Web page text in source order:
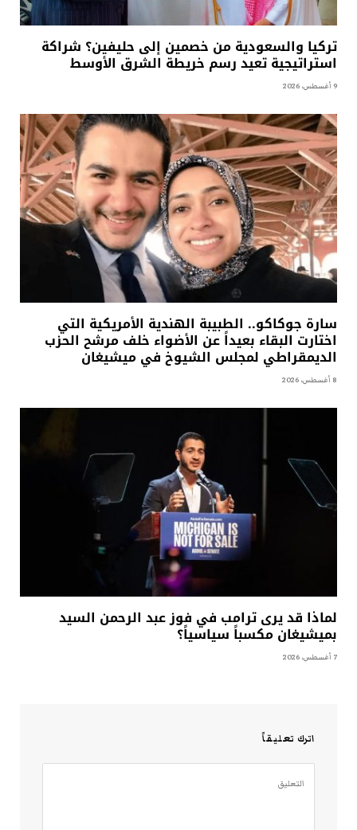
تركيا والسعودية من خصمين إلى حليفين؟ شراكة
استراتيجية تعيد رسم خريطة الشرق الأوسط
9 أغسطس، 2026
سارة جوكاكو.. الطبيبة الهندية الأمريكية التي
اختارت البقاء بعيداً عن الأضواء خلف مرشح الحزب
الديمقراطي لمجلس الشيوخ في ميشيغان
8 أغسطس، 2026
لماذا قد يرى ترامب في فوز عبد الرحمن السيد
بميشيغان مكسباً سياسياً؟
7 أغسطس، 2026
اترك تعليقاً